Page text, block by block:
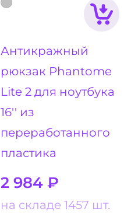
Антикражный
рюкзак Phantome
Lite 2 для ноутбука
16'' из
переработанного
пластика
2 984 ₽
на складе 1457 шт.